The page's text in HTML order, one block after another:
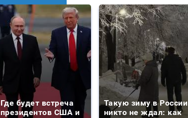
Где будет встреча
президентов США и
Такую зиму в России
никто не ждал: как